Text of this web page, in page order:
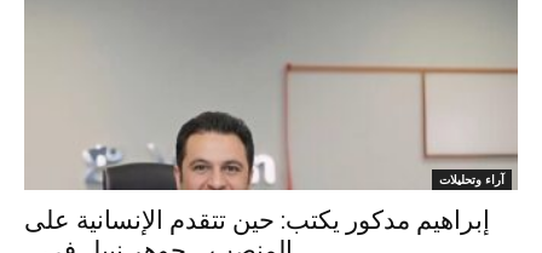
آراء وتحليلات
إبراهيم مدكور يكتب: حين تتقدم الإنسانية على